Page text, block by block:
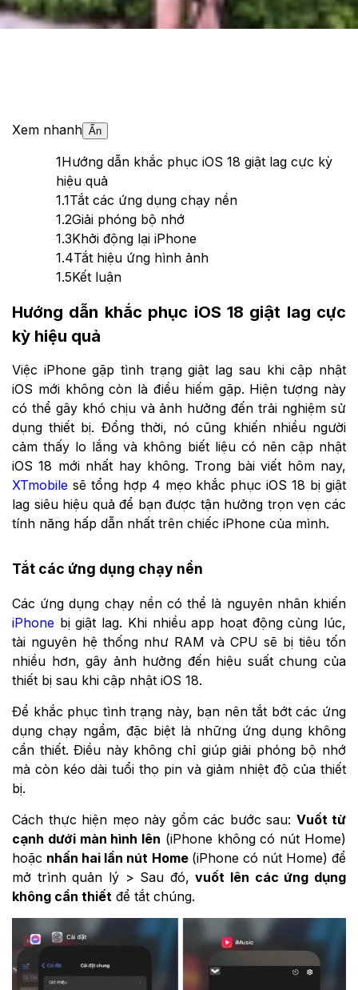
Xem nhanh Ẩn
1Hướng dẫn khắc phục iOS 18 giật lag cực kỳ
hiệu quả
1.1Tắt các ứng dụng chạy nền
1.2Giải phóng bộ nhớ
1.3Khởi động lại iPhone
1.4Tắt hiệu ứng hình ảnh
1.5Kết luận
Hướng dẫn khắc phục iOS 18 giật lag cực
kỳ hiệu quả
Việc iPhone gặp tình trạng giật lag sau khi cập nhật
iOS mới không còn là điều hiếm gặp. Hiện tượng này
có thể gây khó chịu và ảnh hưởng đến trải nghiệm sử
dụng thiết bị. Đồng thời, nó cũng khiến nhiều người
cảm thấy lo lắng và không biết liệu có nên cập nhật
iOS 18 mới nhất hay không. Trong bài viết hôm nay,
XTmobile sẽ tổng hợp 4 mẹo khắc phục iOS 18 bị giật
lag siêu hiệu quả để bạn được tận hưởng trọn vẹn các
tính năng hấp dẫn nhất trên chiếc iPhone của mình.
Tắt các ứng dụng chạy nền
Các ứng dụng chạy nền có thể là nguyên nhân khiến
iPhone bị giật lag. Khi nhiều app hoạt động cùng lúc,
tài nguyên hệ thống như RAM và CPU sẽ bị tiêu tốn
nhiều hơn, gây ảnh hưởng đến hiệu suất chung của
thiết bị sau khi cập nhật iOS 18.
Để khắc phục tình trạng này, bạn nên tắt bớt các ứng
dụng chạy ngầm, đặc biệt là những ứng dụng không
cần thiết. Điều này không chỉ giúp giải phóng bộ nhớ
mà còn kéo dài tuổi thọ pin và giảm nhiệt độ của thiết
bị.
Cách thực hiện mẹo này gồm các bước sau: Vuốt từ
cạnh dưới màn hình lên (iPhone không có nút Home)
hoặc nhấn hai lần nút Home (iPhone có nút Home) để
mở trình quản lý > Sau đó,vuốt lên các ứng dụng
không cần thiết để tắt chúng.